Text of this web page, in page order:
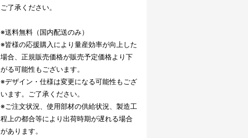
ご了承ください。
※送料無料（国内配送のみ）
※皆様の応援購入により量産効率が向上した
場合、正規販売価格が販売予定価格より下
がる可能性もございます。
※デザイン・仕様は変更になる可能性もござ
います。ご了承ください。
※ご注文状況、使用部材の供給状況、製造工
程上の都合等により出荷時期が遅れる場合
があります。